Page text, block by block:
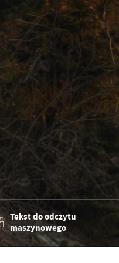
Tekst do odczytu
maszynowego